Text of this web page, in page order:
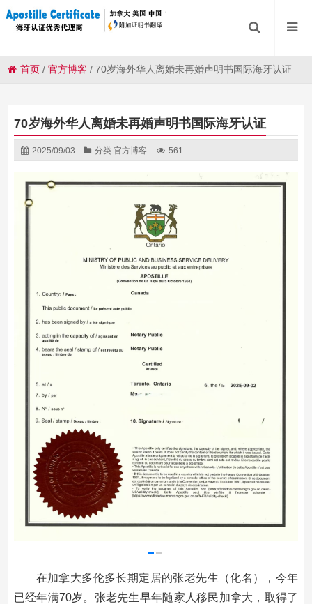
首页 /官方博客 /70岁海外华人离婚未再婚声明书国际海牙认证
70岁海外华人离婚未再婚声明书国际海牙认证
2025/09/03 分类:官方博客 561
在加拿大多伦多长期定居的张老先生（化名），今年
已经年满70岁。张老先生早年随家人移民加拿大，取得了